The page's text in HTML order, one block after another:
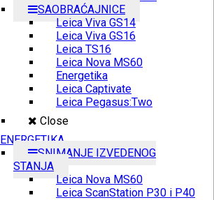
SAOBRAĆAJNICE
Leica Viva GS14
Leica Viva GS16
Leica TS16
Leica Nova MS60
Energetika
Leica Captivate
Leica Pegasus:Two
Close
ENERGETIKA
SNIMANJE IZVEDENOG
STANJA
Leica Nova MS60
Leica ScanStation P30 i P40